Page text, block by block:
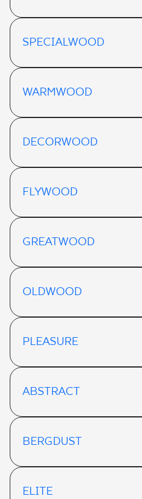
SPECIALWOOD
WARMWOOD
DECORWOOD
FLYWOOD
GREATWOOD
OLDWOOD
PLEASURE
ABSTRACT
BERGDUST
ELITE